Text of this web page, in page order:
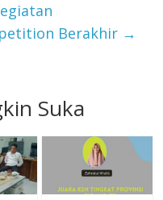
Berakhir →
Suka